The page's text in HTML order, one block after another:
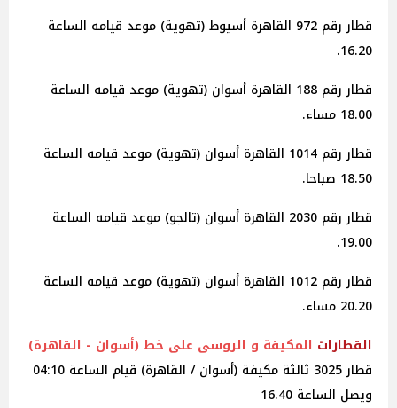
قطار رقم 972 القاهرة أسيوط (تهوية) موعد قيامه الساعة
16.20.
قطار رقم 188 القاهرة أسوان (تهوية) موعد قيامه الساعة
18.00 مساء.
قطار رقم 1014 القاهرة أسوان (تهوية) موعد قيامه الساعة
18.50 صباحا.
قطار رقم 2030 القاهرة أسوان (تالجو) موعد قيامه الساعة
19.00.
قطار رقم 1012 القاهرة أسوان (تهوية) موعد قيامه الساعة
20.20 مساء.
القطارات المكيفة و الروسى على خط (أسوان - القاهرة)
قطار 3025 ثالثة مكيفة (أسوان / القاهرة) قيام الساعة 04:10
ويصل الساعة 16.40